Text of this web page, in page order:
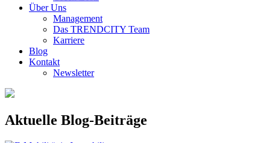
Über Uns
Management
Das TRENDCITY Team
Karriere
Blog
Kontakt
Newsletter
Aktuelle Blog-Beiträge